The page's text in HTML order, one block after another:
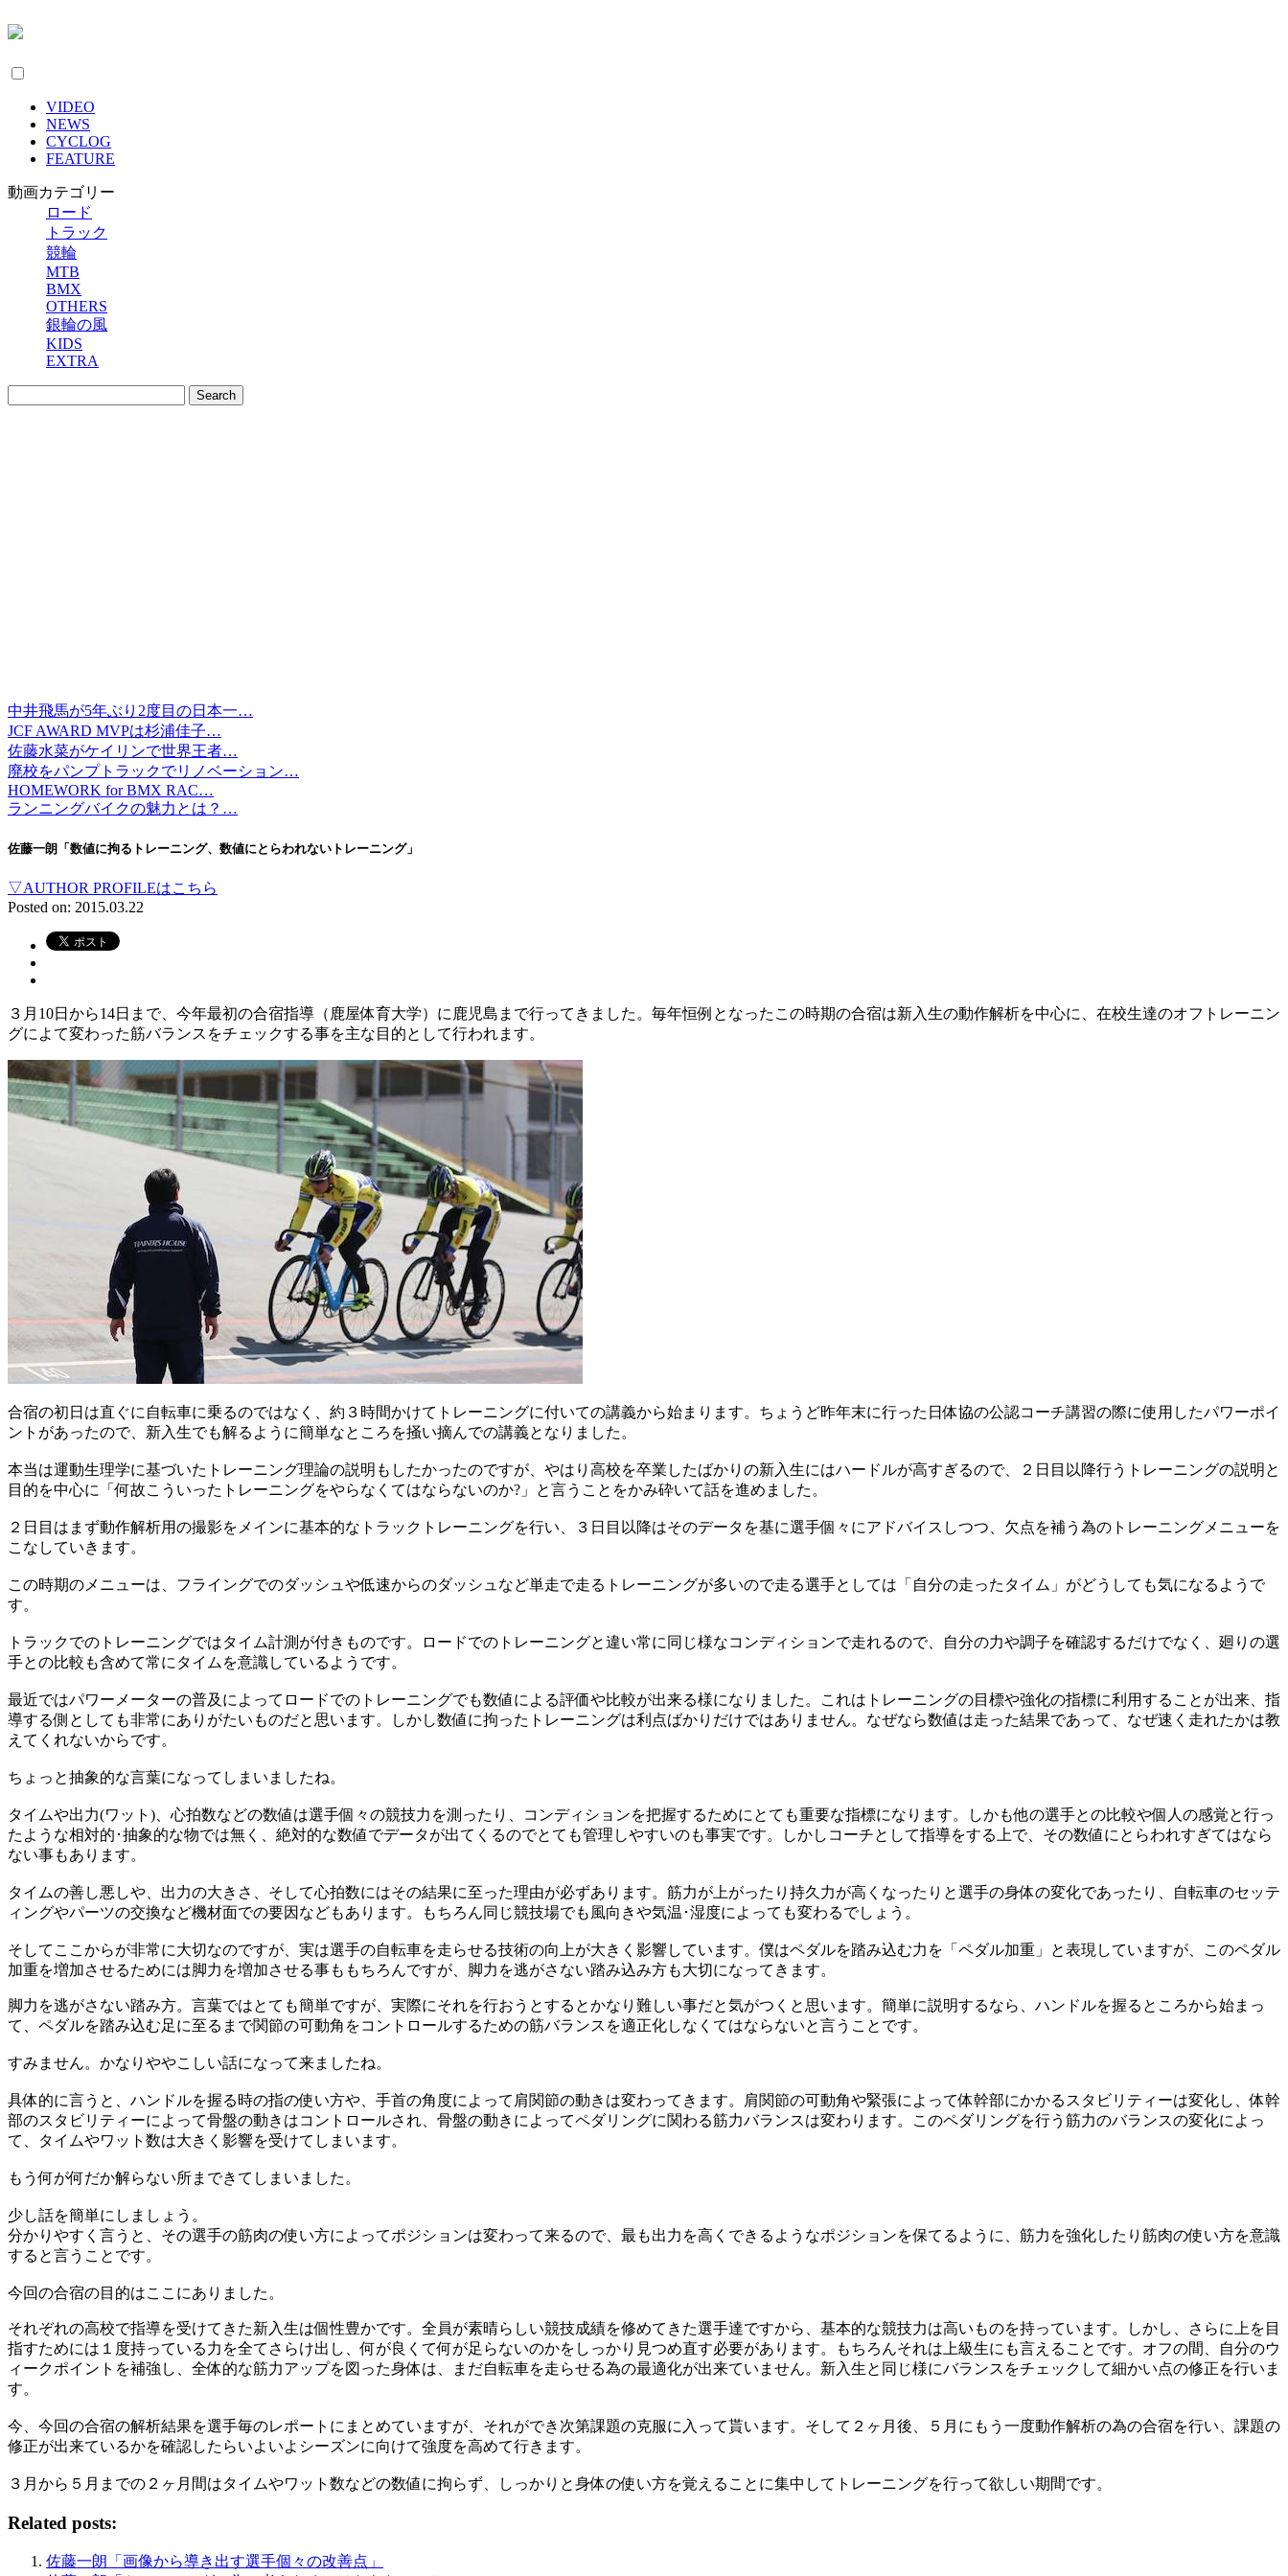
VIDEO
NEWS
CYCLOG
FEATURE
動画カテゴリー
ロード
トラック
競輪
MTB
BMX
OTHERS
銀輪の風
KIDS
EXTRA
中井飛馬が5年ぶり2度目の日本一…
JCF AWARD MVPは杉浦佳子…
佐藤水菜がケイリンで世界王者…
廃校をパンプトラックでリノベーション…
HOMEWORK for BMX RAC…
ランニングバイクの魅力とは？…
佐藤一朗「数値に拘るトレーニング、数値にとらわれないトレーニング」
▽AUTHOR PROFILEはこちら
Posted on: 2015.03.22
３月10日から14日まで、今年最初の合宿指導（鹿屋体育大学）に鹿児島まで行ってきました。毎年恒例となったこの時期の合宿は新入生の動作解析を中心に、在校生達のオフトレーニン
グによて変わった筋バランスをチェックする事を主な目的として行われます。
合宿の初日は直ぐに自転車に乗るのではなく、約３時間かけてトレーニングに付いての講義から始まります。ちょうど昨年末に行った日体協の公認コーチ講習の際に使用したパワーポイ
ントがあったので、新入生でも解るように簡単なところを掻い摘んでの講義となりました。
本当は運動生理学に基づいたトレーニング理論の説明もしたかったのですが、やはり高校を卒業したばかりの新入生にはハードルが高すぎるので、２日目以降行うトレーニングの説明と
目的を中心に「何故こういったトレーニングをやらなくてはならないのか?」と言うことをかみ砕いて話を進めました。
２日目はまず動作解析用の撮影をメインに基本的なトラックトレーニングを行い、３日目以降はそのデータを基に選手個々にアドバイスしつつ、欠点を補う為のトレーニングメニューを
こなしていきます。
この時期のメニューは、フライングでのダッシュや低速からのダッシュなど単走で走るトレーニングが多いので走る選手としては「自分の走ったタイム」がどうしても気になるようで
す。
トラックでのトレーニングではタイム計測が付きものです。ロードでのトレーニングと違い常に同じ様なコンディションで走れるので、自分の力や調子を確認するだけでなく、廻りの選
手との比較も含めて常にタイムを意識しているようです。
最近ではパワーメーターの普及によってロードでのトレーニングでも数値による評価や比較が出来る様になりました。これはトレーニングの目標や強化の指標に利用することが出来、指
導する側としても非常にありがたいものだと思います。しかし数値に拘ったトレーニングは利点ばかりだけではありません。なぜなら数値は走った結果であって、なぜ速く走れたかは教
えてくれないからです。
ちょっと抽象的な言葉になってしまいましたね。
タイムや出力(ワット)、心拍数などの数値は選手個々の競技力を測ったり、コンディションを把握するためにとても重要な指標になります。しかも他の選手との比較や個人の感覚と行っ
たような相対的･抽象的な物では無く、絶対的な数値でデータが出てくるのでとても管理しやすいのも事実です。しかしコーチとして指導をする上で、その数値にとらわれすぎてはなら
ない事もあります。
タイムの善し悪しや、出力の大きさ、そして心拍数にはその結果に至った理由が必ずあります。筋力が上がったり持久力が高くなったりと選手の身体の変化であったり、自転車のセッテ
ィングやパーツの交換など機材面での要因などもあります。もちろん同じ競技場でも風向きや気温･湿度によっても変わるでしょう。
そしてここからが非常に大切なのですが、実は選手の自転車を走らせる技術の向上が大きく影響しています。僕はペダルを踏み込む力を「ペダル加重」と表現していますが、このペダル
加重を増加させるためには脚力を増加させる事ももちろんですが、脚力を逃がさない踏み込み方も大切になってきます。
脚力を逃がさない踏み方。言葉ではとても簡単ですが、実際にそれを行おうとするとかなり難しい事だと気がつくと思います。簡単に説明するなら、ハンドルを握るところから始まっ
て、ペダルを踏み込む足に至るまで関節の可動角をコントロールするための筋バランスを適正化しなくてはならないと言うことです。
すみません。かなりややこしい話になって来ましたね。
具体的に言うと、ハンドルを握る時の指の使い方や、手首の角度によって肩関節の動きは変わってきます。肩関節の可動角や緊張によって体幹部にかかるスタビリティーは変化し、体幹
部のスタビリティーによって骨盤の動きはコントロールされ、骨盤の動きによってペダリングに関わる筋力バランスは変わります。このペダリングを行う筋力のバランスの変化によっ
て、タイムやワット数は大きく影響を受けてしまいます。
もう何が何だか解らない所まできてしまいました。
少し話を簡単にしましょう。
分かりやすく言うと、その選手の筋肉の使い方によってポジションは変わって来るので、最も出力を高くできるようなポジションを保てるように、筋力を強化したり筋肉の使い方を意識
すると言うことです。
今回の合宿の目的はここにありました。
それぞれの高校で指導を受けてきた新入生は個性豊かです。全員が素晴らしい競技成績を修めてきた選手達ですから、基本的な競技力は高いものを持っています。しかし、さらに上を目
指すためには１度持っている力を全てさらけ出し、何が良くて何が足らないのかをしっかり見つめ直す必要があります。もちろんそれは上級生にも言えることです。オフの間、自分のウ
ィークポイントを補強し、全体的な筋力アップを図った身体は、まだ自転車を走らせる為の最適化が出来ていません。新入生と同じ様にバランスをチェックして細かい点の修正を行いま
す。
今、今回の合宿の解析結果を選手毎のレポートにまとめていますが、それができ次第課題の克服に入って貰います。そして２ヶ月後、５月にもう一度動作解析の為の合宿を行い、課題の
修正が出来ているかを確認したらいよいよシーズンに向けて強度を高めて行きます。
３月から５月までの２ヶ月間はタイムやワット数などの数値に拘らず、しっかりと身体の使い方を覚えることに集中してトレーニングを行って欲しい期間です。
Related posts:
佐藤一朗「画像から導き出す選手個々の改善点」